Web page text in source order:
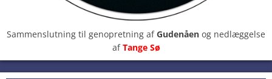
Sammenslutning til genopretning afGudenåen og nedlæggelse
afTange Sø